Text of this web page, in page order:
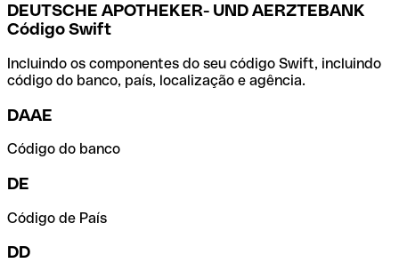
DEUTSCHE APOTHEKER- UND AERZTEBANK
Código Swift
Incluindo os componentes do seu código Swift, incluindo
código do banco, país, localização e agência.
DAAE
Código do banco
DE
Código de País
DD